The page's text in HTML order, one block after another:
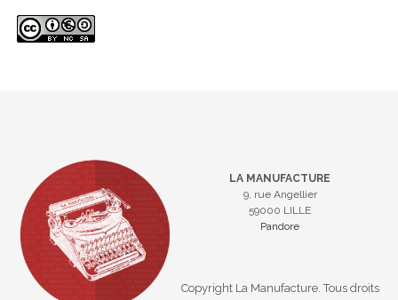
LA MANUFACTURE
9, rue Angellier
59000 LILLE
Pandore
Copyright La Manufacture. Tous droits